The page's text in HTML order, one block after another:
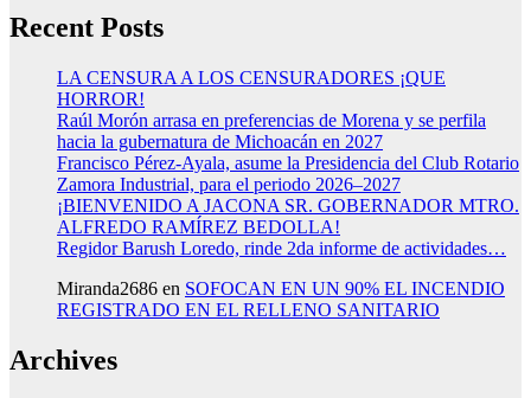
Recent Posts
LA CENSURA A LOS CENSURADORES ¡QUE
HORROR!
Raúl Morón arrasa en preferencias de Morena y se perfila
hacia la gubernatura de Michoacán en 2027
Francisco Pérez-Ayala, asume la Presidencia del Club Rotario
Zamora Industrial, para el periodo 2026–2027
¡BIENVENIDO A JACONA SR. GOBERNADOR MTRO.
ALFREDO RAMÍREZ BEDOLLA!
Regidor Barush Loredo, rinde 2da informe de actividades…
Miranda2686 en SOFOCAN EN UN 90% EL INCENDIO
REGISTRADO EN EL RELLENO SANITARIO
Archives